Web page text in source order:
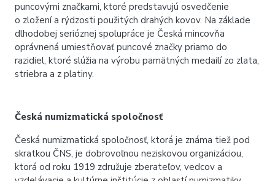
puncovými značkami, ktoré predstavujú osvedčenie
o zložení a rýdzosti použitých drahých kovov. Na základe
dlhodobej serióznej spolupráce je Česká mincovňa
oprávnená umiestňovať puncové značky priamo do
razidiel, ktoré slúžia na výrobu pamätných medailí zo zlata,
striebra a z platiny.
Česká numizmatická spoločnosť
Česká numizmatická spoločnosť, ktorá je známa tiež pod
skratkou ČNS, je dobrovoľnou neziskovou organizáciou,
ktorá od roku 1919 združuje zberateľov, vedcov a